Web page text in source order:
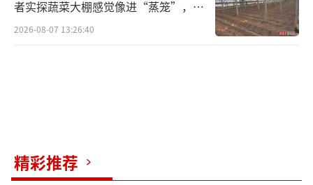
者实探蔬菜大棚感觉像进“蒸笼”，有
村民称只能凌晨两点起来干活
2026-08-07 13:26:40
精彩推荐